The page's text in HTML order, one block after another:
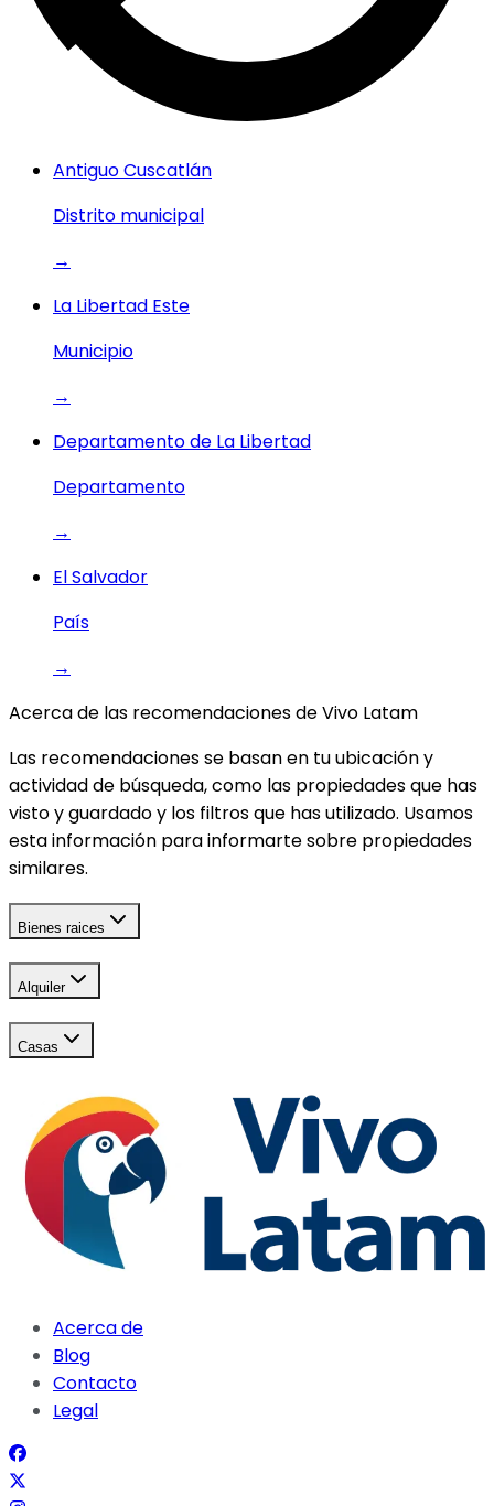
Antiguo Cuscatlán
Distrito municipal
→
La Libertad Este
Municipio
→
Departamento de La Libertad
Departamento
→
El Salvador
País
→
Acerca de las recomendaciones de Vivo Latam
Las recomendaciones se basan en tu ubicación y
actividad de búsqueda, como las propiedades que has
visto y guardado y los filtros que has utilizado. Usamos
esta información para informarte sobre propiedades
similares.
Bienes raices
Alquiler
Casas
Acerca de
Blog
Contacto
Legal